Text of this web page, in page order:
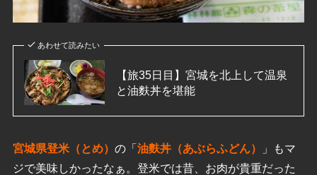
あわせて読みたい
【旅35日目】宮城を北上して温泉
と油麩丼を堪能
宮城県登米（とめ） の「 油麩丼（あぶらふどん）
」もマ
ジで美味しかったなぁ。登米では昔、お肉が貴重だった